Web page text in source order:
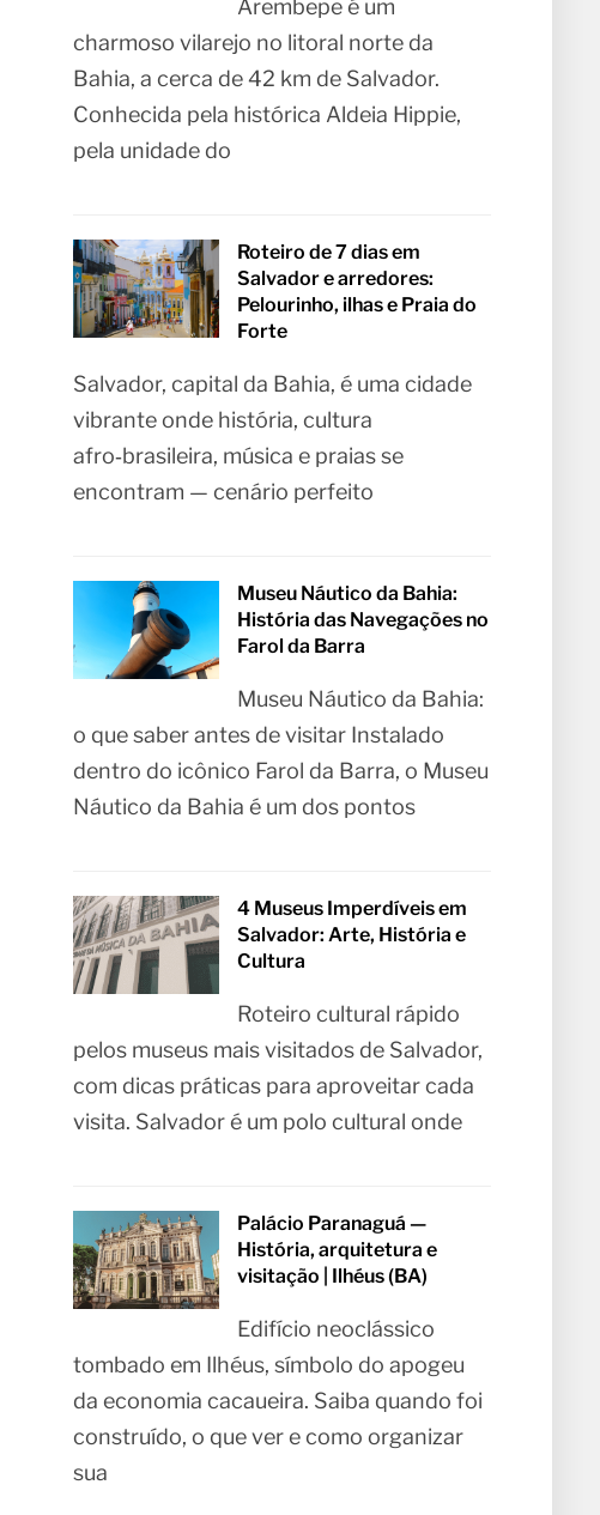
Arembepe é um
charmoso vilarejo no litoral norte da
Bahia, a cerca de 42 km de Salvador.
Conhecida pela histórica Aldeia Hippie,
pela unidade do
Roteiro de 7 dias em
Salvador e arredores:
Pelourinho, ilhas e Praia do
Forte
Salvador, capital da Bahia, é uma cidade
vibrante onde história, cultura
afro‑brasileira, música e praias se
encontram — cenário perfeito
Museu Náutico da Bahia:
História das Navegações no
Farol da Barra
Museu Náutico da Bahia:
o que saber antes de visitar Instalado
dentro do icônico Farol da Barra, o Museu
Náutico da Bahia é um dos pontos
4 Museus Imperdíveis em
Salvador: Arte, História e
Cultura
Roteiro cultural rápido
pelos museus mais visitados de Salvador,
com dicas práticas para aproveitar cada
visita. Salvador é um polo cultural onde
Palácio Paranaguá —
História, arquitetura e
visitação | Ilhéus (BA)
Edifício neoclássico
tombado em Ilhéus, símbolo do apogeu
da economia cacaueira. Saiba quando foi
construído, o que ver e como organizar
sua